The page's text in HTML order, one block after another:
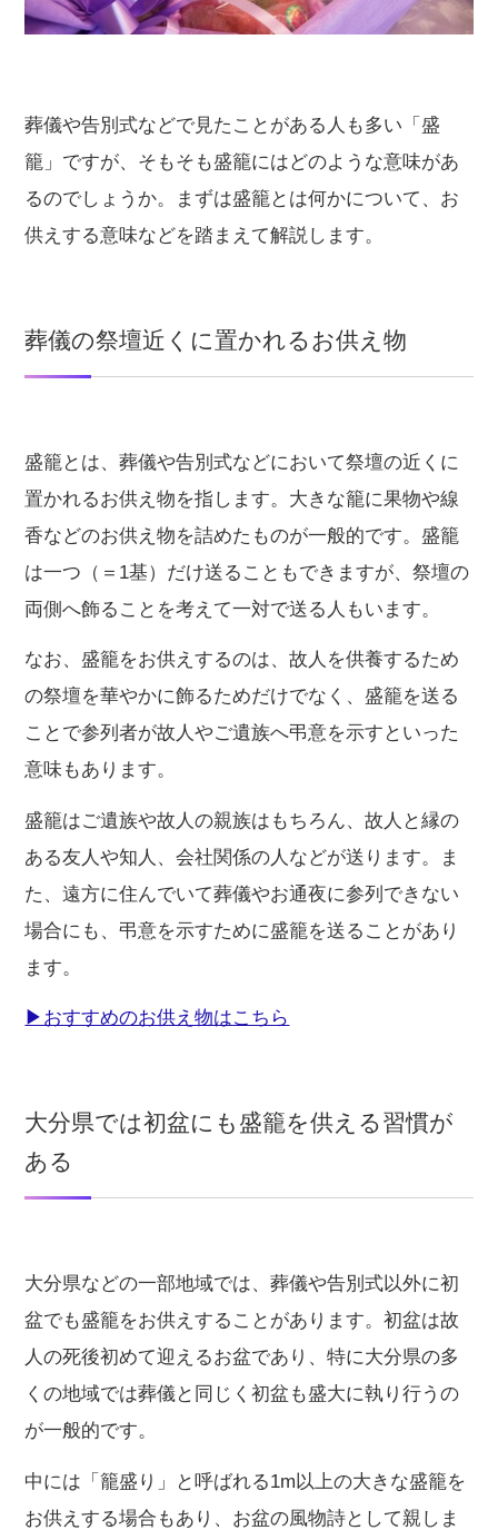
葬儀や告別式などで見たことがある人も多い「盛
籠」ですが、そもそも盛籠にはどのような意味があ
るのでしょうか。まずは盛籠とは何かについて、お
供えする意味などを踏まえて解説します。
葬儀の祭壇近くに置かれるお供え物
盛籠とは、葬儀や告別式などにおいて祭壇の近くに
置かれるお供え物を指します。大きな籠に果物や線
香などのお供え物を詰めたものが一般的です。盛籠
は一つ（＝1基）だけ送ることもできますが、祭壇の
両側へ飾ることを考えて一対で送る人もいます。
なお、盛籠をお供えするのは、故人を供養するため
の祭壇を華やかに飾るためだけでなく、盛籠を送る
ことで参列者が故人やご遺族へ弔意を示すといった
意味もあります。
盛籠はご遺族や故人の親族はもちろん、故人と縁の
ある友人や知人、会社関係の人などが送ります。ま
た、遠方に住んでいて葬儀やお通夜に参列できない
場合にも、弔意を示すために盛籠を送ることがあり
ます。
▶おすすめのお供え物はこちら
大分県では初盆にも盛籠を供える習慣が
ある
大分県などの一部地域では、葬儀や告別式以外に初
盆でも盛籠をお供えすることがあります。初盆は故
人の死後初めて迎えるお盆であり、特に大分県の多
くの地域では葬儀と同じく初盆も盛大に執り行うの
が一般的です。
中には「籠盛り」と呼ばれる1m以上の大きな盛籠を
お供えする場合もあり、お盆の風物詩として親しま